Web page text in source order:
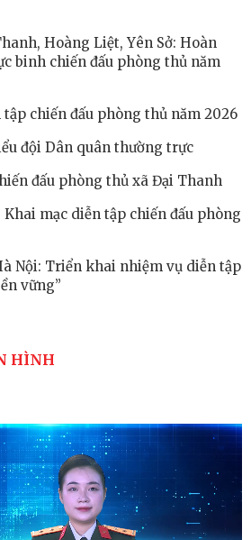
Hoàng Liệt, Yên Sở: Hoàn
binh chiến đấu phòng thủ năm
tập chiến đấu phòng thủ năm 2026
đội Dân quân thường trực
đấu phòng thủ xã Đại Thanh
mạc diễn tập chiến đấu phòng
Nội: Triển khai nhiệm vụ diễn tập
vững”
HÌNH